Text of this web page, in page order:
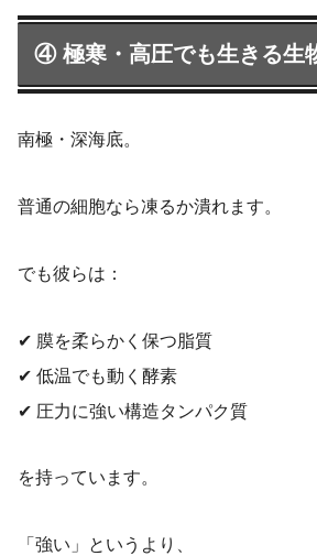
④ 極寒・高圧でも生きる生
南極・深海底。
普通の細胞なら凍るか潰れます。
でも彼らは：
✔ 膜を柔らかく保つ脂質
✔ 低温でも動く酵素
✔ 圧力に強い構造タンパク質
を持っています。
「強い」というより、